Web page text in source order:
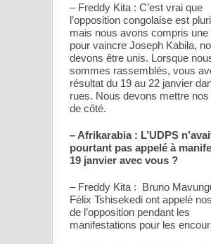
– Freddy Kita : C’est vrai que
l’opposition congolaise est
mais nous avons compris une
pour vaincre Joseph Kabila,
devons être unis. Lorsque
sommes rassemblés, vous
résultat du 19 au 22 janvier
rues. Nous devons mettre nos
de côté.
– Afrikarabia : L’UDPS
pourtant pas appelé à
19 janvier avec vous ?
– Freddy Kita : Bruno
Félix Tshisekedi ont appelé
de l’opposition pendant les
manifestations pour les